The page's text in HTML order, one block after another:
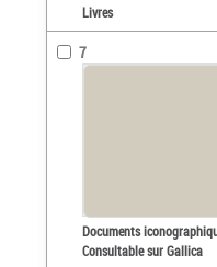
Livres
7
Documents
Consultable sur Gallica